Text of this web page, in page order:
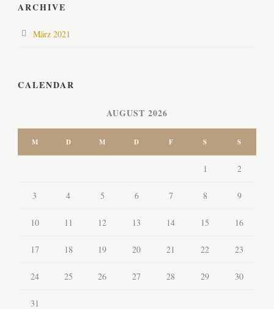
ARCHIVE
März 2021
CALENDAR
AUGUST 2026
M D M D F S S
1 2
3 4 5 6 7 8 9
10 11 12 13 14 15 16
17 18 19 20 21 22 23
24 25 26 27 28 29 30
31